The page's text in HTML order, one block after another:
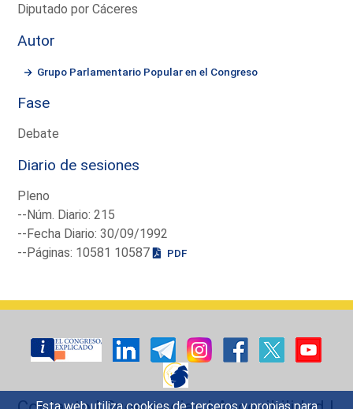
Diputado por Cáceres
Autor
Grupo Parlamentario Popular en el Congreso
Fase
Debate
Diario de sesiones
Pleno
--Núm. Diario: 215
--Fecha Diario: 30/09/1992
--Páginas: 10581 10587
PDF